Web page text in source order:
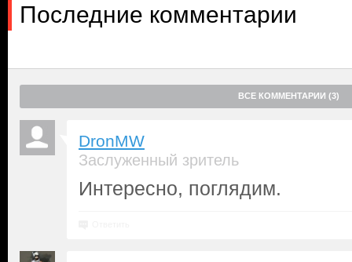
Последние комментарии
ВСЕ КОММЕНТАРИИ (3)
DronMW
Заслуженный зритель
Интересно, поглядим.